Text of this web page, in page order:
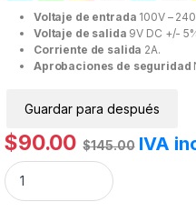
Voltaje de entrada 100V –
Voltaje de salida 9V DC +/-
Corriente de salida 2A.
Aprobaciones de seguridad
Guardar para después
$90.00 $145.00 IVA
Fuente de Poder Regulador 9V